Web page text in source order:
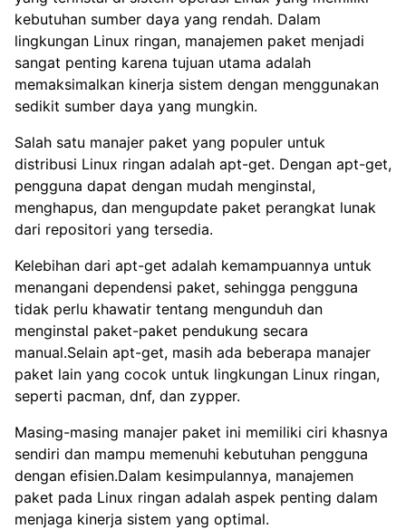
kebutuhan sumber daya yang rendah. Dalam
lingkungan Linux ringan, manajemen paket menjadi
sangat penting karena tujuan utama adalah
memaksimalkan kinerja sistem dengan menggunakan
sedikit sumber daya yang mungkin.
Salah satu manajer paket yang populer untuk
distribusi Linux ringan adalah apt-get. Dengan apt-get,
pengguna dapat dengan mudah menginstal,
menghapus, dan mengupdate paket perangkat lunak
dari repositori yang tersedia.
Kelebihan dari apt-get adalah kemampuannya untuk
menangani dependensi paket, sehingga pengguna
tidak perlu khawatir tentang mengunduh dan
menginstal paket-paket pendukung secara
manual.Selain apt-get, masih ada beberapa manajer
paket lain yang cocok untuk lingkungan Linux ringan,
seperti pacman, dnf, dan zypper.
Masing-masing manajer paket ini memiliki ciri khasnya
sendiri dan mampu memenuhi kebutuhan pengguna
dengan efisien.Dalam kesimpulannya, manajemen
paket pada Linux ringan adalah aspek penting dalam
menjaga kinerja sistem yang optimal.